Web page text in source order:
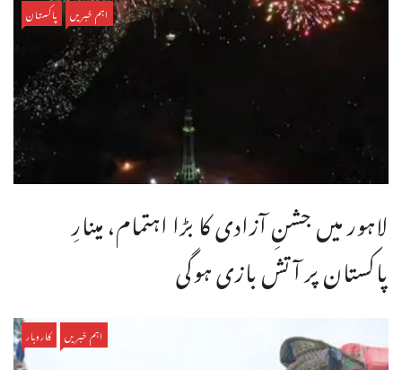
اہم خبریں پاکستان
لاہور میں جشنِ آزادی کا بڑا اہتمام، مینارِ
پاکستان پر آتش بازی ہوگی
اہم خبریں کاروبار